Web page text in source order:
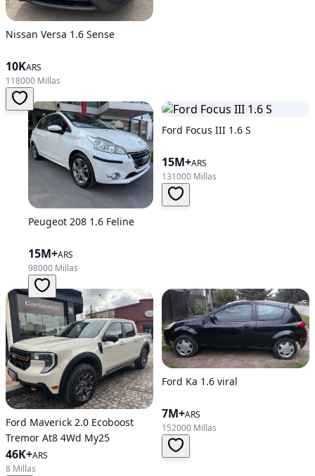
Nissan Versa 1.6 Sense
10KARS
118000 Millas
Peugeot 208 1.6 Feline
15M+ARS
98000 Millas
Ford Focus III 1.6 S
15M+ARS
131000 Millas
Ford Maverick 2.0 Ecoboost
Tremor At8 4Wd My25
46K+ARS
8 Millas
Ford Ka 1.6 viral
7M+ARS
152000 Millas